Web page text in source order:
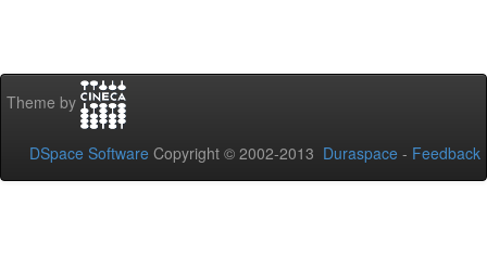
Theme by
DSpace Software Copyright © 2002-2013 Duraspace - Feedback